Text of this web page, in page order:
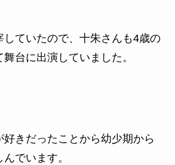
していたので、十朱さんも4歳の
台に出演していました。
好きだったことから幼少期から
でいます。